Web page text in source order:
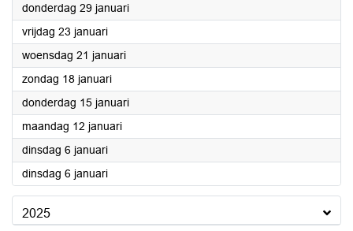
donderdag 29 januari2026
vrijdag 23 januari2026
woensdag 21 januari2026
zondag 18 januari2026
donderdag 15 januari2026
maandag 12 januari2026
dinsdag 6 januari2026
dinsdag 6 januari2026
2025